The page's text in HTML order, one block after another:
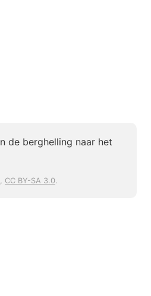
de berghelling naar het
, CC BY-SA 3.0.